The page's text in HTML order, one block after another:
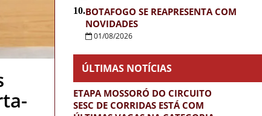
10.BOTAFOGO SE REAPRESENTA COM
NOVIDADES
01/08/2026
ÚLTIMAS NOTÍCIAS
ETAPA MOSSORÓ DO CIRCUITO
SESC DE CORRIDAS ESTÁ COM